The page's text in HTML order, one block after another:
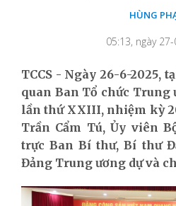
HÙNG
05:13, ngày
TCCS - Ngày 26-6-2025,
quan Ban Tổ chức Trung
lần thứ XXIII, nhiệm kỳ
Trần Cẩm Tú, Ủy viên
trực Ban Bí thư, Bí thư
Đảng Trung ương dự và